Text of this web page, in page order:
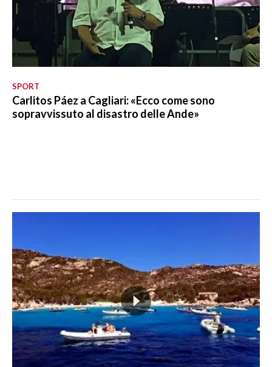
SPORT
Carlitos Páez a Cagliari: «Ecco come sono
sopravvissuto al disastro delle Ande»